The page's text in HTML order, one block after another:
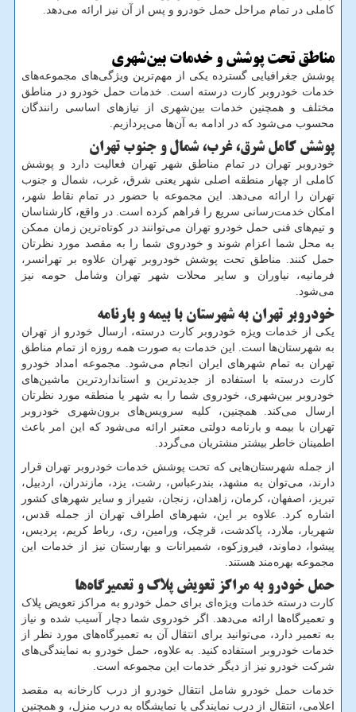
کاملی در تمام مراحل حمل خودرو و پس از آن نیز ارائه می‌دهد.
مناطق تحت پوشش و خدمات بین‌شهری
پوشش جغرافیایی گسترده یکی از مهم‌ترین ویژگی‌های مجموعه‌های
خدمات خودروبر کارت درسته است. خدمات حمل خودرو در مناطق
مختلف و همچنین خدمات بین‌شهری از نیازهای اساسی رانندگان
محسوب می‌شود که در ادامه به آن‌ها می‌پردازیم.
پوشش کامل شرق، غرب، شمال و جنوب تهران
خودروبر تهران در تمام مناطق شهر تهران فعالیت دارد و پوشش
کاملی از چهار منطقه اصلی شهر یعنی شرق، غرب، شمال و جنوب
تهران را ارائه می‌دهد. این مجموعه با حضور در تمام نقاط شهر،
امکان خدمت‌رسانی سریع را فراهم کرده است. در واقع، کارشناسان
و تیم‌های فنی حمل خودرو تهران می‌توانند در کوتاه‌ترین زمان ممکن
به محل شما اعزام شوند و خودروی شما را به مقصد مورد نظرتان
حمل کنند. مناطق تحت پوشش خودروبر تهران علاوه بر تهرانسر،
فرمانیه، نیاوران و سایر محلات شهر تهران وشامل حومه نیز
می‌شود.
خودروبر تهران به شهرستان با بیمه و بارنامه
یکی از خدمات ویژه خودروبر کارت درسته، ارسال خودرو از تهران
به شهرستان‌ها است. این خدمات به صورت همه روزه از تمام مناطق
تهران به تمام شهرهای ایران انجام می‌شود. مجموعه امداد خودرو
کارت درسته با استفاده از جدیدترین و استانداردترین ماشین‌های
خودروبر بین‌شهری، خودروی شما را به شهر یا منطقه مورد نظرتان
ارسال می‌کند. همچنین، کلیه سرویس‌های برون‌شهری خودروبر
تهران با بیمه و بارنامه دولتی معتبر ارائه می‌شود که این امر باعث
اطمینان خاطر بیشتر مشتریان می‌گردد.
از جمله شهرستان‌هایی که تحت پوشش خدمات خودروبر تهران قرار
دارند، می‌توان به مشهد، بندرعباس، رشت، یزد، مازندران، اردبیل،
تبریز، اصفهان، کرمان، زاهدان، زنجان، شیراز و سایر شهرهای کشور
اشاره کرد. علاوه بر این، شهرهای اطراف تهران از جمله قدس،
شهریار، ملارد، پاکدشت، قرچک، ورامین، ری، رباط کریم، پردیس،
پیشوا، دماوند، فیروزکوه، شمیرانات و بهارستان نیز از خدمات این
مجموعه بهره‌مند هستند.
حمل خودرو به مراکز تعویض پلاک و تعمیرگاه‌ها
کارت درسته خدمات ویژه‌ای برای حمل خودرو به مراکز تعویض پلاک
و تعمیرگاه‌ها ارائه می‌دهد. اگر خودروی شما دچار آسیب شده و نیاز
به تعمیر دارد، می‌توانید برای انتقال آن به تعمیرگاه‌های مورد نظر از
خدمات خودروبر استفاده کنید. به علاوه، حمل خودرو به نمایندگی‌های
شرکت خودرو نیز از دیگر خدمات این مجموعه است.
خدمات حمل خودرو شامل انتقال خودرو از درب کارخانه به مقصد
اعلامی، انتقال از درب نمایندگی یا نمایشگاه به درب منزل، و همچنین